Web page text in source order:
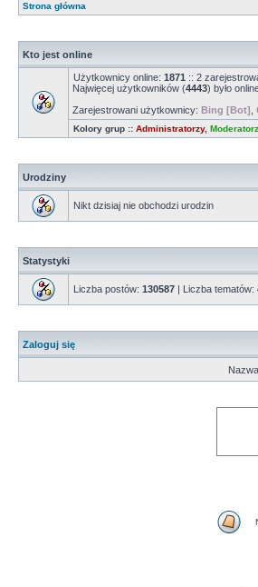
Strona główna
Kto jest online
Użytkownicy online: 1871 :: 2
Najwięcej użytkowników (4443) było
Zarejestrowani użytkownicy: Bing [Bot]
Kolory grup :: Administratorzy,
Urodziny
Nikt dzisiaj nie obchodzi urodzin
Statystyki
Liczba postów: 130587 | Liczba tematów:
Zaloguj się